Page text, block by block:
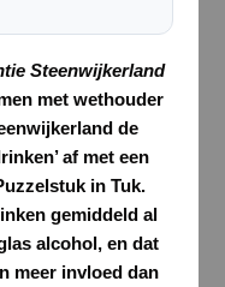
Steenwijkerland
met wethouder
de
af met een
in Tuk.
gemiddeld al
alcohol, en dat
meer invloed dan